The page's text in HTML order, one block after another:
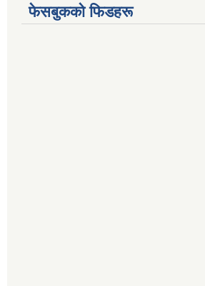
फेसबुकको फिडहरू